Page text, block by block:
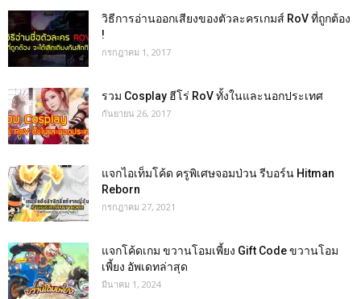
วิธีการอ่านออกเสียงของตัวละครเกมส์ RoV ที่ถูกต้อง
!
กรกฎาคม 1, 2017
รวม Cosplay ฮีโร่ RoV ทั้งในและนอกประเทศ
กันยายน 26, 2017
แจกไอเท็มโค้ด ครูพิเศษจอมป่วน รีบอร์น Hitman
Reborn
กรกฎาคม 27, 2021
แจกโค้ดเกม ขวานโอมเพี้ยง Gift Code ขวานโอม
เพี้ยง อัพเดทล่าสุด
มีนาคม 1, 2024